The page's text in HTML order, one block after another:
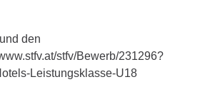
den
stfv/Bewerb/231296?
Leistungsklasse-U18